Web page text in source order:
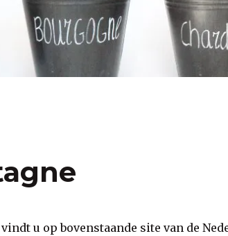
u op bovenstaande site van de